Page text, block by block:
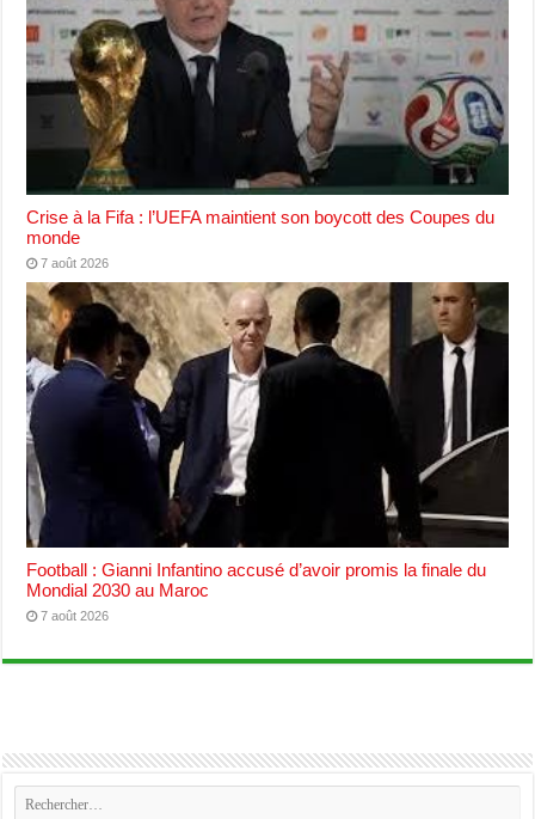
Crise à la Fifa : l’UEFA maintient son boycott des Coupes du
monde
7 août 2026
Football : Gianni Infantino accusé d’avoir promis la finale du
Mondial 2030 au Maroc
7 août 2026